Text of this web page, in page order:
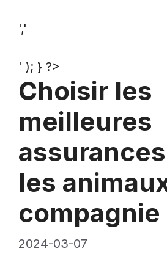
','
' ); } ?>
Choisir les
meilleures
les
compagnie
2024-03-07